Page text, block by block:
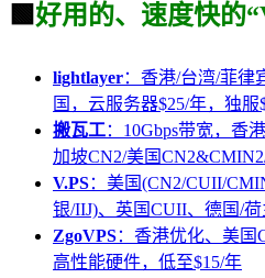
🟩 好用的、速度快的
lightlayer：香港/台湾/菲律
国，云服务器$25/年，独服
搬瓦工：10Gbps带宽，香
加坡CN2/美国
V.PS：美国(CN2/CUII/
银/IIJ)、英国CUII、德国/
ZgoVPS：香港优化、美
高性能硬件，低至$15/年